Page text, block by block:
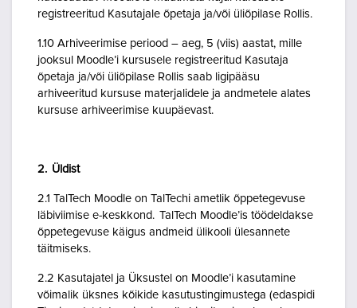
registreeritud Kasutajale õpetaja ja/või üliõpilase Rollis.
1.10 Arhiveerimise periood – aeg, 5 (viis) aastat, mille
jooksul Moodle’i kursusele registreeritud Kasutaja
õpetaja ja/või üliõpilase Rollis saab ligipääsu
arhiveeritud kursuse materjalidele ja andmetele alates
kursuse arhiveerimise kuupäevast.
2. Üldist
2.1 TalTech Moodle on TalTechi ametlik õppetegevuse
läbiviimise e-keskkond. TalTech Moodle’is töödeldakse
õppetegevuse käigus andmeid ülikooli ülesannete
täitmiseks.
2.2 Kasutajatel ja Üksustel on Moodle’i kasutamine
võimalik üksnes kõikide kasutustingimustega (edaspidi